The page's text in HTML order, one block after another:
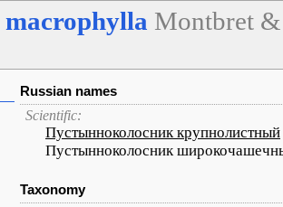
macrophylla Montbret
Russian names
Scientific:
Пустынноколосник крупнолистный
Пустынноколосник
Taxonomy